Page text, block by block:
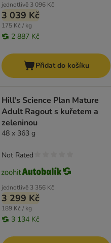
jednotlivě 3 096 Kč
3 039 Kč
175 Kč / kg
2 887 Kč
Přidat do košíku
Hill's Science Plan Mature
Adult Ragout s kuřetem a
zeleninou
48 x 363 g
jednotlivě 3 356 Kč
3 299 Kč
189 Kč / kg
3 134 Kč
Not Rated